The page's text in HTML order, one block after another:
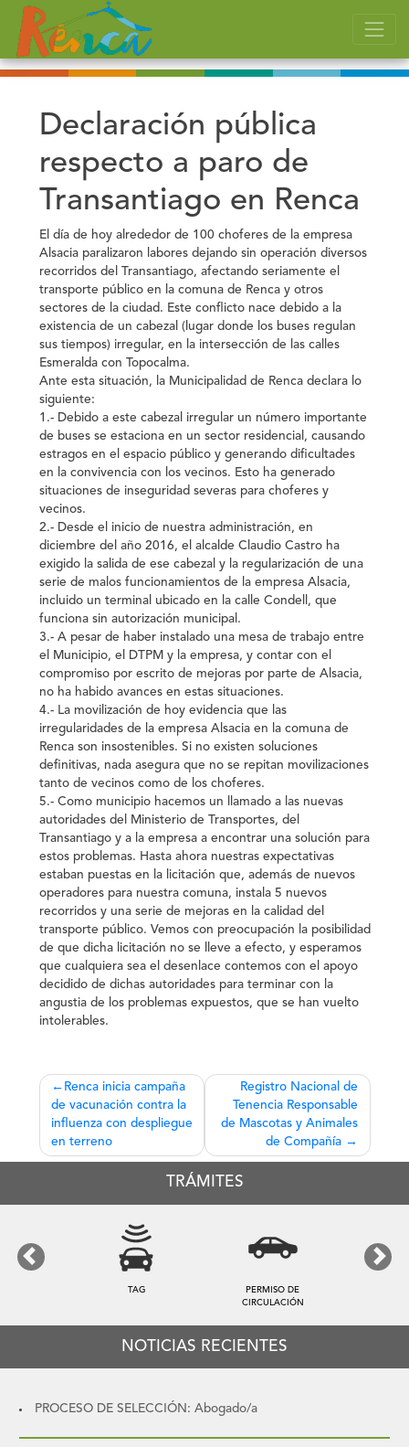
Declaración pública
respecto a paro de
Transantiago en Renca
El día de hoy alrededor de 100 choferes de la empresa
Alsacia paralizaron labores dejando sin operación diversos
recorridos del Transantiago, afectando seriamente el
transporte público en la comuna de Renca y otros
sectores de la ciudad. Este conflicto nace debido a la
existencia de un cabezal (lugar donde los buses regulan
sus tiempos) irregular, en la intersección de las calles
Esmeralda con Topocalma.
Ante esta situación, la Municipalidad de Renca declara lo
siguiente:
1.- Debido a este cabezal irregular un número importante
de buses se estaciona en un sector residencial, causando
estragos en el espacio público y generando dificultades
en la convivencia con los vecinos. Esto ha generado
situaciones de inseguridad severas para choferes y
vecinos.
2.- Desde el inicio de nuestra administración, en
diciembre del año 2016, el alcalde Claudio Castro ha
exigido la salida de ese cabezal y la regularización de una
serie de malos funcionamientos de la empresa Alsacia,
incluido un terminal ubicado en la calle Condell, que
funciona sin autorización municipal.
3.- A pesar de haber instalado una mesa de trabajo entre
el Municipio, el DTPM y la empresa, y contar con el
compromiso por escrito de mejoras por parte de Alsacia,
no ha habido avances en estas situaciones.
4.- La movilización de hoy evidencia que las
irregularidades de la empresa Alsacia en la comuna de
Renca son insostenibles. Si no existen soluciones
definitivas, nada asegura que no se repitan movilizaciones
tanto de vecinos como de los choferes.
5.- Como municipio hacemos un llamado a las nuevas
autoridades del Ministerio de Transportes, del
Transantiago y a la empresa a encontrar una solución para
estos problemas. Hasta ahora nuestras expectativas
estaban puestas en la licitación que, además de nuevos
operadores para nuestra comuna, instala 5 nuevos
recorridos y una serie de mejoras en la calidad del
transporte público. Vemos con preocupación la posibilidad
de que dicha licitación no se lleve a efecto, y esperamos
que cualquiera sea el desenlace contemos con el apoyo
decidido de dichas autoridades para terminar con la
angustia de los problemas expuestos, que se han vuelto
intolerables.
Navegación
de
entradas
Renca inicia campaña
de vacunación contra la
influenza con despliegue
en terreno
Registro Nacional de
Tenencia Responsable
de Mascotas y Animales
de Compañía
TRÁMITES
TAG
PERMISO DE
CIRCULACIÓN
Previous Next
NOTICIAS RECIENTES
PROCESO DE SELECCIÓN: Abogado/a